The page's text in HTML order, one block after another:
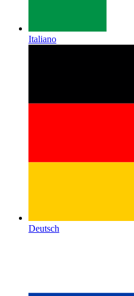
Italiano
Deutsch